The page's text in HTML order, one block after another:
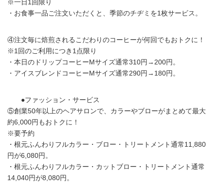
※一日1回限り
・お食事一品ご注文いただくと、季節のチヂミを1枚サービス。
④注文毎に焙煎されるこだわりのコーヒーが何回でもおトクに！
※1回のご利用につき1点限り
・本日のドリップコーヒーMサイズ通常310円→200円。
・アイスブレンドコーヒーMサイズ通常290円→180円。
●ファッション・サービス
⑤創業50年以上のヘアサロンで、カラーやブローがまとめて最大
約6,000円もおトクに！
※要予約
・根元ふんわりフルカラー・ブロー・トリートメント通常11,880
円が6,080円。
・根元ふんわりフルカラー・カットブロー・トリートメント通常
14,040円が8,080円。